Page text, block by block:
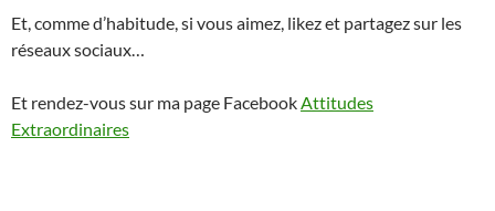
Et, comme d’habitude, si vous aimez, likez et partagez sur les
réseaux sociaux…
Et rendez-vous sur ma page Facebook Attitudes
Extraordinaires